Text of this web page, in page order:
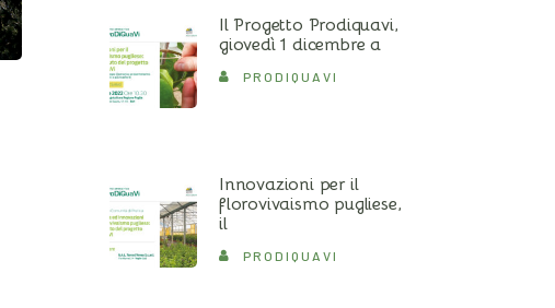
Il Progetto Prodiquavi,
giovedì 1 dicembre a
PRODIQUAVI
Innovazioni per il
florovivaismo pugliese,
il
PRODIQUAVI